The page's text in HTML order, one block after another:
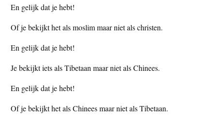
tEn gelijk dat je hebt!
Of je bekijkt het als moslim maar niet als christen.
En gelijk dat je hebt!
Je bekijkt iets als Tibetaan maar niet als Chinees.
En gelijk dat je hebt!
Of je bekijkt het als Chinees maar niet als Tibetaan.